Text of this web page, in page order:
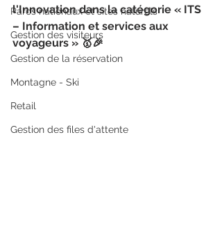
Parcs nationaux et sites naturels
Gestion des visiteurs
Gestion de la réservation
Montagne - Ski
Retail
Gestion des files d'attente
l'Innovation dans la catégorie « ITS
– Information et services aux
voyageurs » 🥇🎉